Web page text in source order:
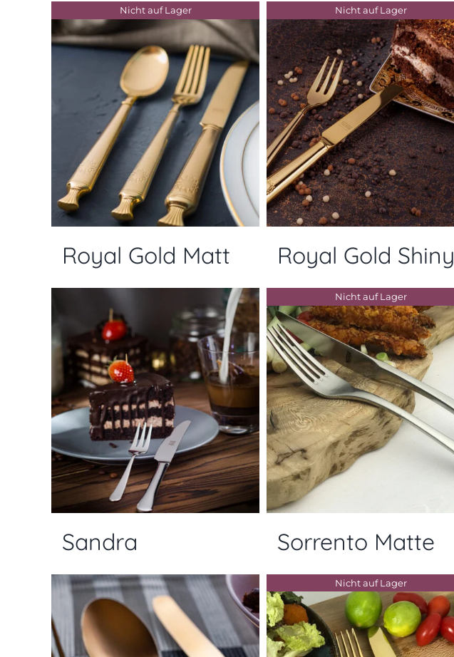
Nicht auf Lager
Royal Gold Matt
Nicht auf Lager
Royal Gold Shiny
Sandra
Nicht auf Lager
Sorrento Matte
Nicht auf Lager